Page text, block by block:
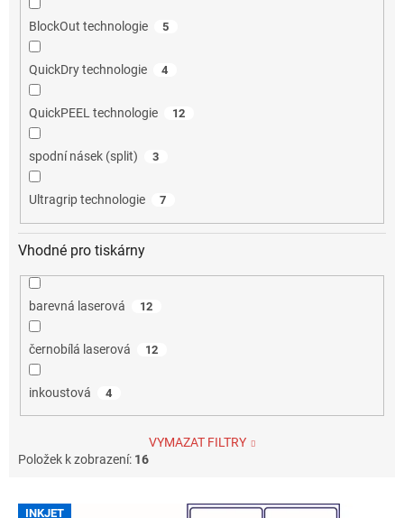
BlockOut technologie 5
QuickDry technologie 4
QuickPEEL technologie 12
spodní násek (split) 3
Ultragrip technologie 7
Vhodné pro tiskárny
barevná laserová 12
černobílá laserová 12
inkoustová 4
VYMAZAT FILTRY
Položek k zobrazení: 16
V INKJET